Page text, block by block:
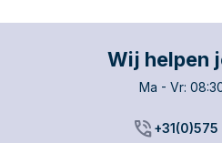
Wij helpen
Ma - Vr:
phone_in_talk